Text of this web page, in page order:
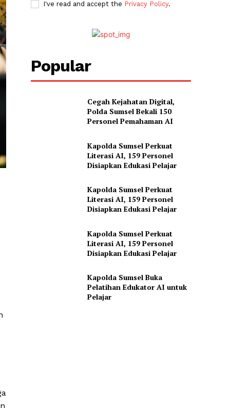
I've read and accept the Privacy Policy.
Popular
Cegah Kejahatan Digital,
Polda Sumsel Bekali 150
Personel Pemahaman AI
Kapolda Sumsel Perkuat
Literasi AI, 159 Personel
Disiapkan Edukasi Pelajar
Kapolda Sumsel Perkuat
Literasi AI, 159 Personel
Disiapkan Edukasi Pelajar
Kapolda Sumsel Perkuat
Literasi AI, 159 Personel
Disiapkan Edukasi Pelajar
Kapolda Sumsel Buka
Pelatihan Edukator AI untuk
Pelajar